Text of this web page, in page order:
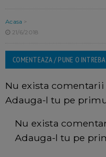
Acasa >
21/6/2018
COMENTEAZA / PUNE O
Nu exista comentarii
Adauga-l tu pe
Nu exista
Adauga-l tu pe